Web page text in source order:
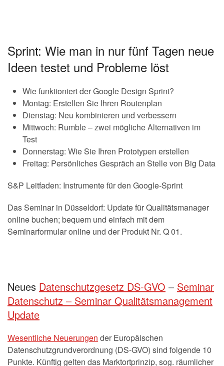
Sprint: Wie man in nur fünf Tagen neue
Ideen testet und Probleme löst
Wie funktioniert der Google Design Sprint?
Montag: Erstellen Sie Ihren Routenplan
Dienstag: Neu kombinieren und verbessern
Mittwoch: Rumble – zwei mögliche Alternativen im
Test
Donnerstag: Wie Sie Ihren Prototypen erstellen
Freitag: Persönliches Gespräch an Stelle von Big Data
S&P Leitfaden: Instrumente für den Google-Sprint
Das Seminar in Düsseldorf: Update für Qualitätsmanager
online buchen; bequem und einfach mit dem
Seminarformular online und der Produkt Nr. Q 01.
Neues Datenschutzgesetz DS-GVO – Seminar
Datenschutz – Seminar Qualitätsmanagement
Update
Wesentliche Neuerungen der Europäischen
Datenschutzgrundverordnung (DS-GVO) sind folgende 10
Punkte. Künftig gelten das Marktortprinzip, sog. räumlicher